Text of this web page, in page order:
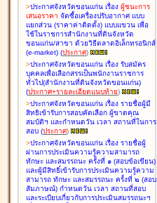
>ประกาศจังหวัดขอนแก่น เรื่อง ผู้ชนะการ
เสนอราคา จัดซื้อเครื่องปรับอากาศ แบบ
แยกส่วน (ราคาค่าติดตั้ง) แบบแขวน เพื่อ
ใช้ในราชการสำนักงานที่ดินจังหวัด
ขอนแก่น/สาขา ด้วยวิธีตลาดอิเล็กทรอนิกส์
(e-market) (ประกาศ)
>ประกาศจังหวัดขอนแก่น เรื่อง รับสมัคร
บุคคลเพื่อเลือกสรรเป็นพนักงานราชการ
ทั่วไป(สำนักงานที่ดินจังหวัดขอนแก่น)
(ประกาศ+รายละเอียดแนบท้าย)
>ประกาศจังหวัดขอนแก่น เรื่อง รายชื่อผู้มี
สิทธิเข้ารับการสอบคัดเลือก ผู้ขาดคุณ
สมบัติฯ และกำหนดวัน เวลา สถานที่ในการ
สอบ (ประกาศ)
>ประกาศจังหวัดขอนแก่น เรื่อง รายชื่อผู้
ผ่านการประเมินความรู้ความสามารถ
ทักษะ และสมรรถนะ ครั้งที่ ๑ (สอบข้อเขียน)
และผู้มีสิทธิ์เข้ารับการประเมินความรู้ความ
สามารถ ทักษะ และสมรรถนะ ครั้งที่ ๒ (สอบ
สัมภาษณ์) กำหนดวัน เวลา สถานที่สอบ
และระเบียบเกี่ยวกับการประเมินสมรรถนะฯ